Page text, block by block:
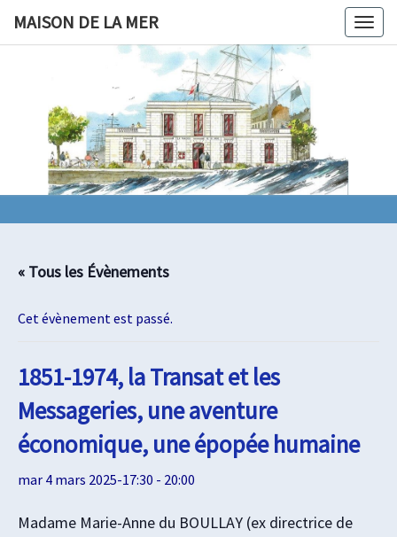
MAISON DE LA MER
MAISON
DE LA
MER
Le Site De
La
Fédération
Maritime
Nantes/ St
Nazaire
« Tous les Évènements
Cet évènement est passé.
1851-1974, la Transat et les
Messageries, une aventure
économique, une épopée humaine
mar 4 mars 2025-17:30 - 20:00
Madame Marie-Anne du BOULLAY (ex directrice de